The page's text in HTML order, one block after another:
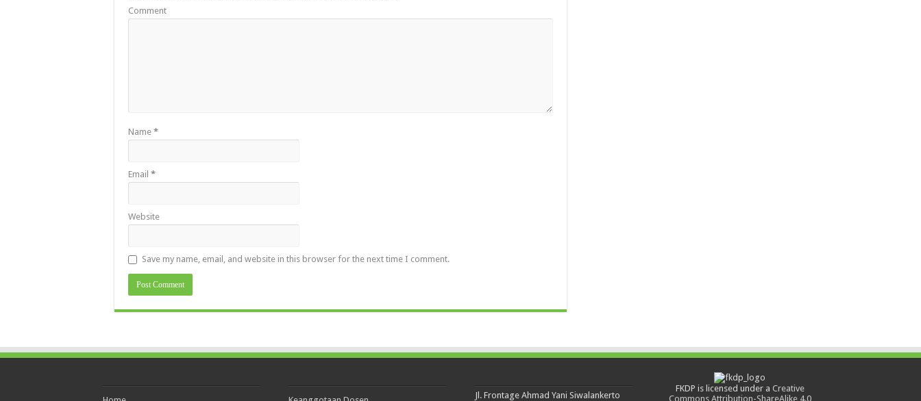
Comment
Name *
Email *
Website
Save my name, email, and website in this browser for the next time I comment.
Jl. Frontage Ahmad Yani Siwalankerto
FKDP is licensed under a Creative
Commons Attribution-ShareAlike 4.0